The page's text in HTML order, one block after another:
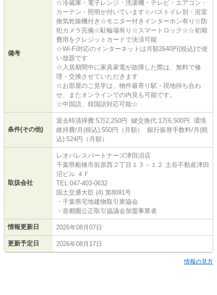
備考
☆冷蔵庫・電子レンジ・洗濯機・テレビ・エアコン・
カーテン・照明が付いています☆バストイレ別・浴室
換気乾燥機付き☆モニター付きインターホン有り☆防
犯カメラ完備☆駐輪場有り☆スマートロック☆☆初期
費用をクレジットカードで決済可能
☆Wi-Fi対応のインターネットは月額2640円(税込)で使
い放題です
☆入居期間中に家具家電が故障した際は、無料で修
理・交換させていただきます
☆お部屋のご見学は、物件最寄り駅・現地待ち合わ
せ、またオンラインでの内見も可能です。
☆中国語、韓国語対応可能☆
条件(その他)
退去時清掃費:5万2,250円 鍵交換代:1万6,500円 環境
維持費/月(税込):550円（月額） 銀行振替手数料/月(税
込):524円（月額）
取扱会社
レオパレスパートナーズ津田沼店
千葉県船橋市前原西２丁目１３－１２ 土谷不動産津田
沼ビル ４Ｆ
TEL:047-403-0632
国土交通大臣 (4) 第8091号
・千葉県宅地建物取引業協会
・首都圏公正取引協議会加盟事業者
情報更新日 2026年08月07日
更新予定日 2026年08月17日
情報の見方